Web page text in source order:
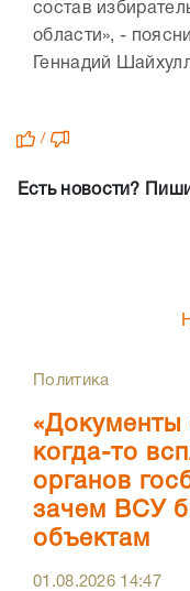
состав
области», -
Геннадий
/
Есть новости?
Политика
«Документы
когда-то
органов
зачем ВСУ
объектам
01.08.2026 14:47